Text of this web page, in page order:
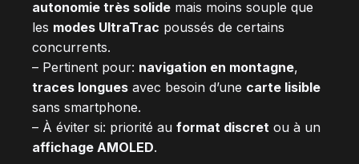
autonomie très solide mais moins souple que
les modes UltraTrac poussés de certains
concurrents.
– Pertinent pour: navigation en montagne,
traces longues avec besoin d’une carte lisible
sans smartphone.
– À éviter si: priorité au format discret ou à un
affichage AMOLED.